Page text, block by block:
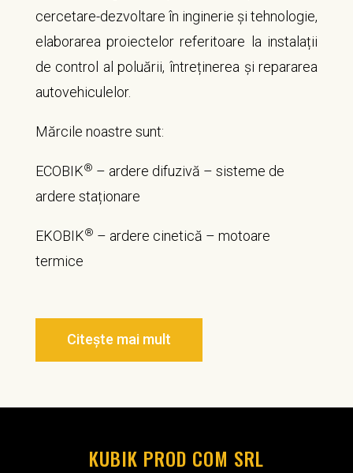
cercetare-dezvoltare în inginerie și tehnologie,
elaborarea proiectelor referitoare la instalații
de control al poluării, întreținerea și repararea
autovehiculelor.
Mărcile noastre sunt:
ECOBIK® – ardere difuzivă – sisteme de
ardere staționare
EKOBIK® – ardere cinetică – motoare
termice
Citește mai mult
KUBIK PROD COM SRL